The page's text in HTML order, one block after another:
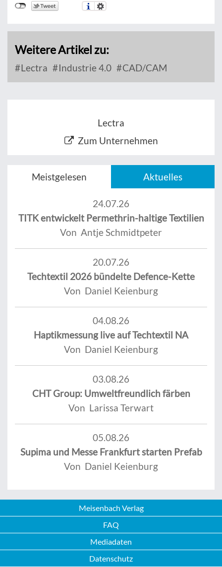
Weitere Artikel zu:
Lectra Industrie 4.0 CAD/CAM
Lectra
Zum Unternehmen
Meistgelesen Aktuelles
24.07.26
TITK entwickelt Permethrin-haltige Textilien
Von Antje Schmidtpeter
20.07.26
Techtextil 2026 bündelte Defence-Kette
Von Daniel Keienburg
04.08.26
Haptikmessung live auf Techtextil NA
Von Daniel Keienburg
03.08.26
CHT Group: Umweltfreundlich färben
Von Larissa Terwart
05.08.26
Supima und Messe Frankfurt starten Prefab
Von Daniel Keienburg
Meisenbach Verlag
FAQ
Mediadaten
Datenschutz